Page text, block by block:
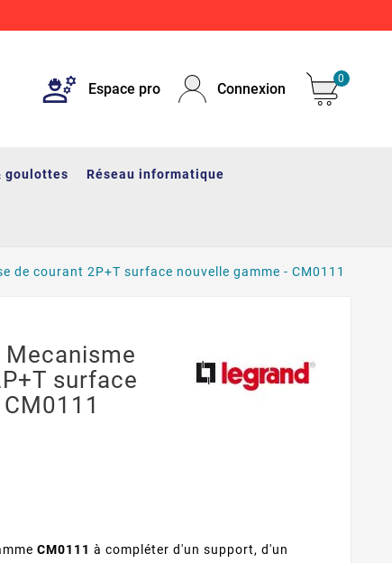
Espace pro Connexion
0
goulottes Réseau informatique
de courant 2P+T surface nouvelle gamme - CM0111
Mecanisme
surface
CM0111 à compléter d'un support, d'un